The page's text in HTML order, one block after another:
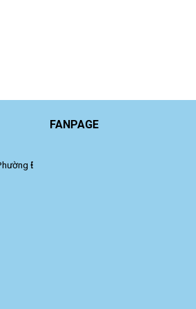
Đông Hưng Thuận, TP. Hồ Chí Minh.
FANPAGE